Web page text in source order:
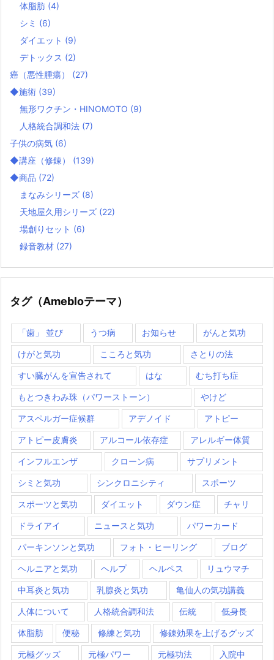
体脂肪 (4)
シミ (6)
ダイエット (9)
デトックス (2)
癌（悪性腫瘍） (27)
◆施術 (39)
無形ワクチン・HINOMOTO (9)
人格統合調和法 (7)
子供の病気 (6)
◆講座（修錬） (139)
◆商品 (72)
まなみシリーズ (8)
天地屋久用シリーズ (22)
場創りセット (6)
録音教材 (27)
タグ（Amebloテーマ）
「歯」 並び うつ病 お知らせ がんと気功
けがと気功 こころと気功 さとりの法
すい臓がんを宣告されて はな むち打ち症
もとつきわみ珠（パワーストーン） やけど
アスペルガー症候群 アデノイド アトピー
アトピー皮膚炎 アルコール依存症 アレルギー体質
インフルエンザ クローン病 サプリメント
シミと気功 シンクロニシティ スポーツ
スポーツと気功 ダイエット ダウン症 チャリ
ドライアイ ニュースと気功 パワーカード
パーキンソンと気功 フォト・ヒーリング ブログ
ヘルニアと気功 ヘルプ ヘルペス リュウマチ
中耳炎と気功 乳腺炎と気功 亀仙人の気功講義
人体について 人格統合調和法 伝統 低身長
体脂肪 便秘 修練と気功 修錬効果を上げるグッズ
元極グッズ 元極パワー 元極功法 入院中